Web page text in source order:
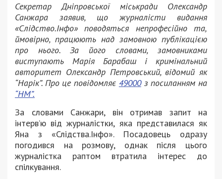
Секретар Дніпровської міськради Олександр
Санжара заявив, що журналісти видання
«Слідство.Інфо» поводяться непрофесійно та,
ймовірно, працюють над замовною публікацією
про нього. За його словами, замовниками
виступають Марія Барабаш і кримінальний
авторитет Олександр Петровський, відомий як
“Нарік”. Про це повідомляє 49000з посиланням на
“НМ”.
За словами Санжари, він отримав запит на
інтерв’ю від журналістки, яка представилася як
Яна з «Слідства.Інфо». Посадовець одразу
погодився на розмову, однак після цього
журналістка раптом втратила інтерес до
спілкування.